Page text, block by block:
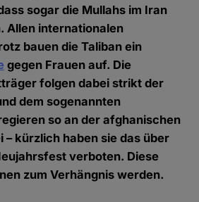
sogar die Mullahs im Iran
Allen internationalen
bauen die Taliban ein
gegen Frauen auf. Die
folgen dabei strikt der
dem sogenannten
so an der afghanischen
– kürzlich haben sie das über
verboten. Diese
zum Verhängnis werden.